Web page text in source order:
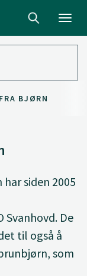
BJØRN
siden 2005
Svanhovd. De
til også å
som